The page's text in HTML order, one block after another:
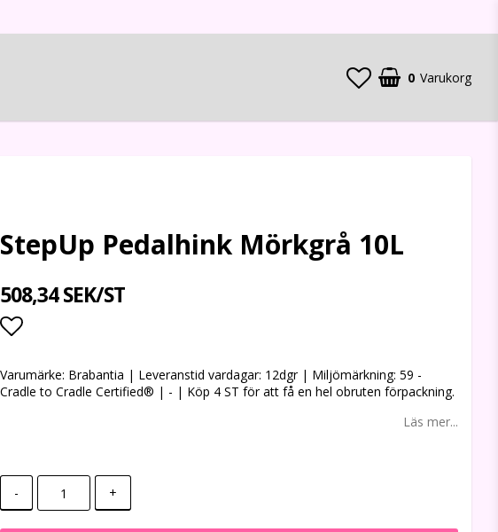
0 Varukorg
StepUp Pedalhink Mörkgrå 10L
508,34 SEK/ST
Varumärke: Brabantia | Leveranstid vardagar: 12dgr | Miljömärkning: 59 -
Cradle to Cradle Certified® | - | Köp 4 ST för att få en hel obruten förpackning.
Läs mer...
- +